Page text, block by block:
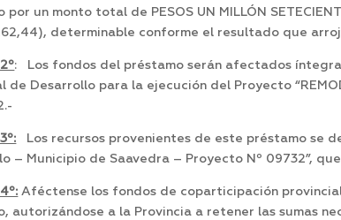
por un monto total de PESOS UN MILLÓN
determinable conforme el resultado que
: Los fondos del préstamo serán afectados
de Desarrollo para la ejecución del Proyecto
Los recursos provenientes de este préstamo se
– Municipio de Saavedra – Proyecto Nº 09732”,
Aféctense los fondos de coparticipación
autorizándose a la Provincia a retener las sumas